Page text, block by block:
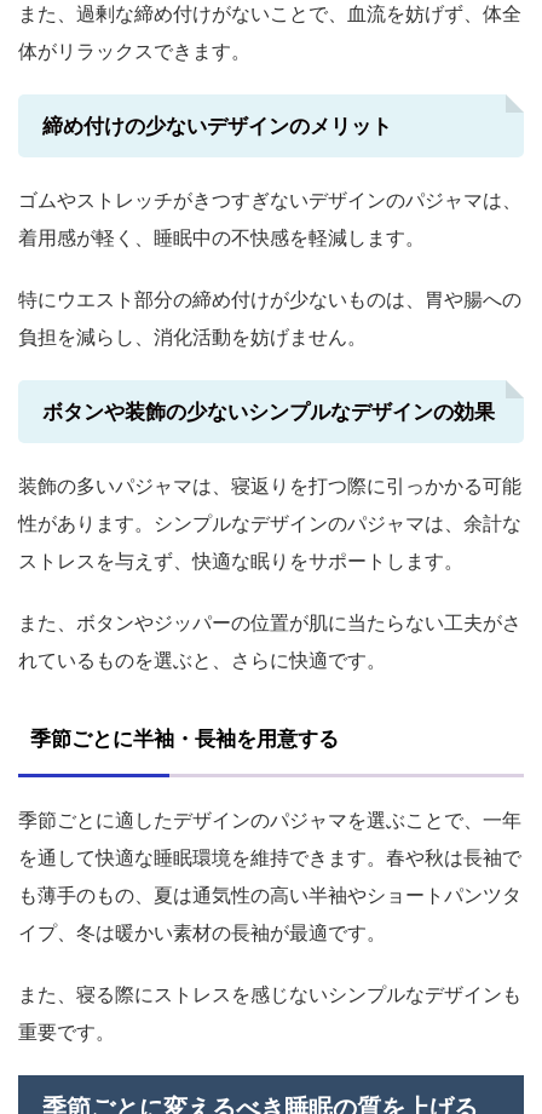
また、過剰な締め付けがないことで、血流を妨げず、体全
体がリラックスできます。
締め付けの少ないデザインのメリット
ゴムやストレッチがきつすぎないデザインのパジャマは、
着用感が軽く、睡眠中の不快感を軽減します。
特にウエスト部分の締め付けが少ないものは、胃や腸への
負担を減らし、消化活動を妨げません。
ボタンや装飾の少ないシンプルなデザインの効果
装飾の多いパジャマは、寝返りを打つ際に引っかかる可能
性があります。シンプルなデザインのパジャマは、余計な
ストレスを与えず、快適な眠りをサポートします。
また、ボタンやジッパーの位置が肌に当たらない工夫がさ
れているものを選ぶと、さらに快適です。
季節ごとに半袖・長袖を用意する
季節ごとに適したデザインのパジャマを選ぶことで、一年
を通して快適な睡眠環境を維持できます。春や秋は長袖で
も薄手のもの、夏は通気性の高い半袖やショートパンツタ
イプ、冬は暖かい素材の長袖が最適です。
また、寝る際にストレスを感じないシンプルなデザインも
重要です。